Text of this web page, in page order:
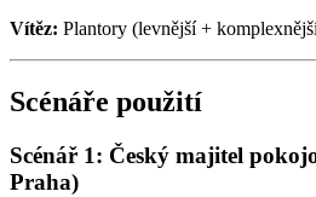
Vítěz: Plantory (levnější +
Scénáře použití
Scénář 1: Český majitel
Praha)